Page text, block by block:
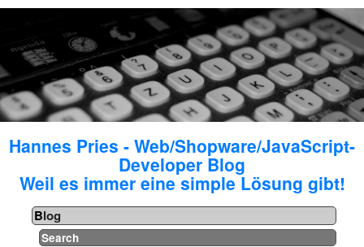
Hannes Pries - Web/Shopware/JavaScript-
Developer Blog
Weil es immer eine simple Lösung gibt!
Blog
Search